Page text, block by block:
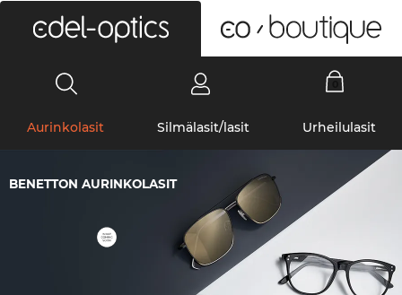
Aurinkolasit Silmälasit/lasit Urheilulasit
BENETTON AURINKOLASIT